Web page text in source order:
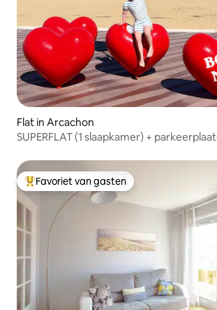
Flat in Arcachon
SUPERFLAT (1 slaapkamer) +
Topfavoriet van gasten
Favoriet van gasten